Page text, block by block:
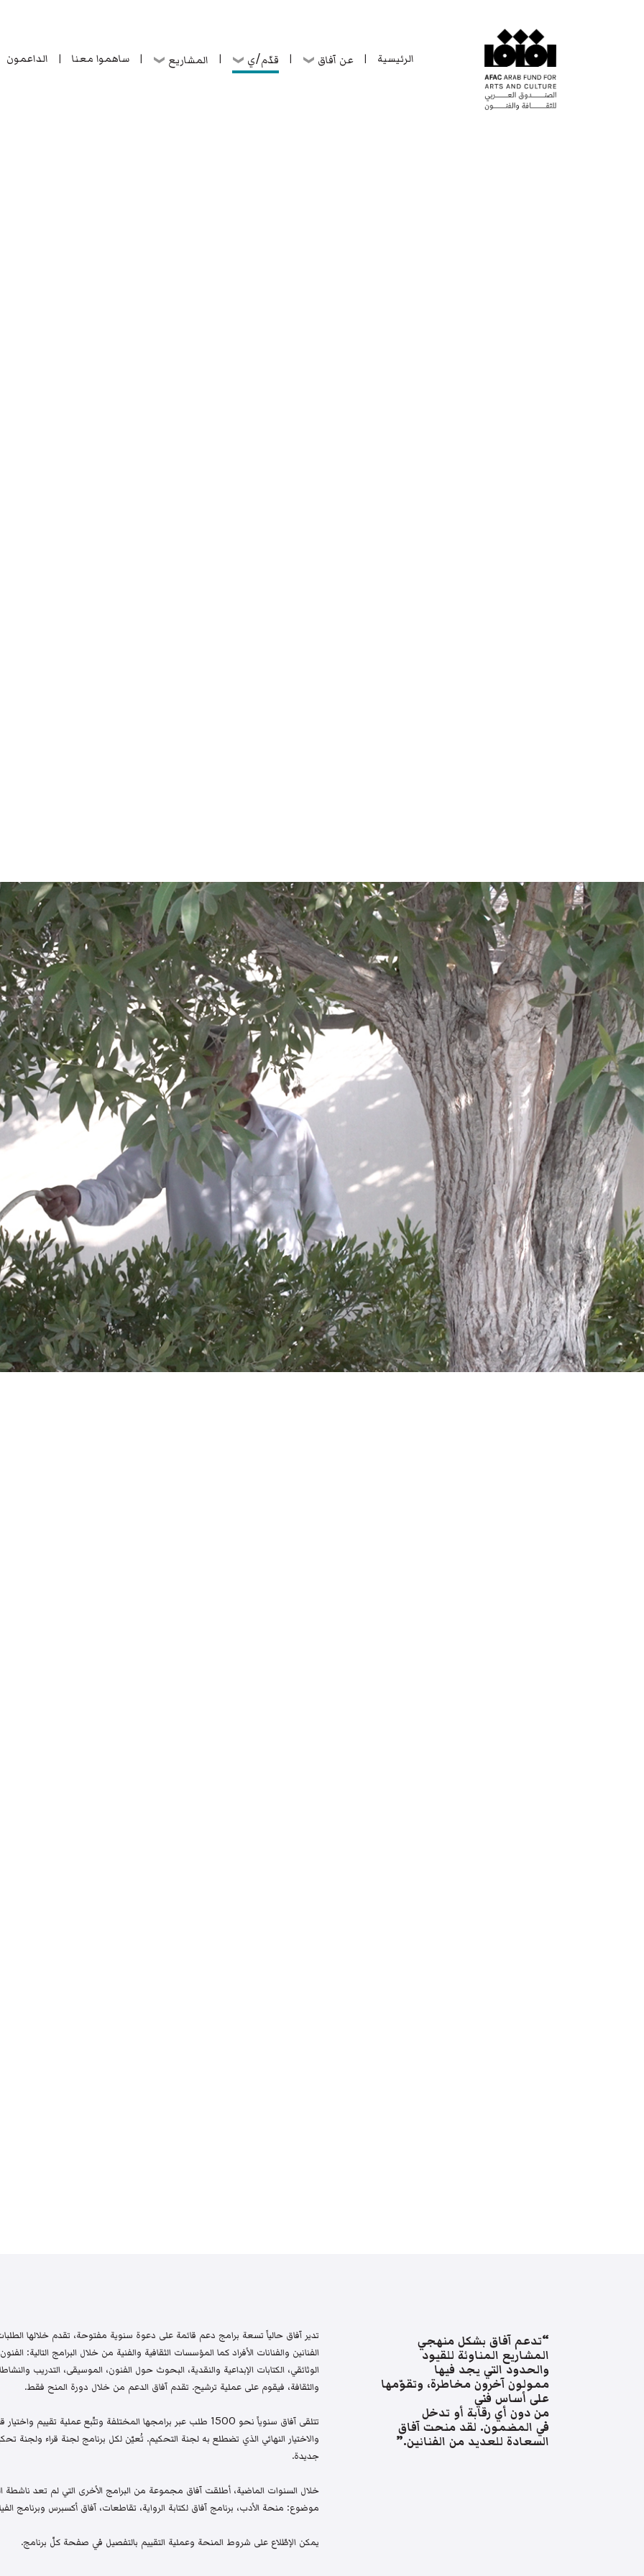
الرئيسية | عن آفاق | قدّم/ي | المشاريع | ساهموا معنا | الداعمون
“تدعم آفاق بشكل منهجي
المشاريع المناوئة للقيود
والحدود التي يجد فيها
ممولون آخرون مخاطرة، وتقوّمها
على أساس فني
من دون أي رقابة أو تدخل
في المضمون. لقد منحت آفاق
السعادة للعديد من الفنانين.”
تدير آفاق حالياً تسعة برامج دعم قائمة على دعوة سنوية مفتوحة، تقدم خلالها
الفنانين والفنانات الأفراد كما المؤسسات الثقافية والفنية من خلال البرامج التالية:
الوثائقي، الكتابات الإبداعية والنقدية، البحوث حول الفنون، الموسيقى، التدريب
والثقافة، فيقوم على عملية ترشيح. تقدم آفاق الدعم من خلال دورة المنح فقط.
تتلقى آفاق سنوياً نحو 1500 طلب عبر برامجها المختلفة وتتّبع عملية
والاختيار النهائي الذي تضطلع به لجنة التحكيم. تُعيّن لكل برنامج لجنة قراء
جديدة.
خلال السنوات الماضية، أطلقت آفاق مجموعة من البرامج الأخرى التي لم تعد ناشطة
موضوع: منحة الأدب، برنامج آفاق لكتابة الرواية، تقاطعات، آفاق أكسبرس وبرنامج
يمكن الإطّلاع على شروط المنحة وعملية التقييم بالتفصيل في صفحة كلّ برنامج.